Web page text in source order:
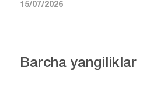
15/07/2026
Barcha yangiliklar